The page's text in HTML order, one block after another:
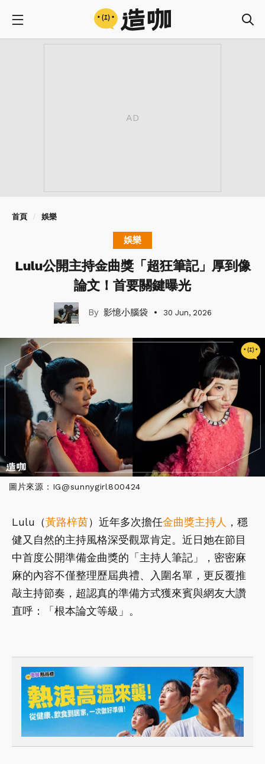
首頁 娛樂
娛樂
Lulu公開主持金曲獎「超狂筆記」厚到像
論文！首要關鍵曝光
影憶小腦袋 30 Jun, 2026
圖片來源：IG@sunnygirl800424
Lulu（黃路梓茵）近年多次擔任金曲獎主持人 ，穩
健又自然的主持風格深受觀眾肯定。近日她在節目
中首度公開準備金曲獎的「主持人筆記」，密密麻
麻的內容不僅整理歷屆典禮、入圍名單，更反覆推
敲主持節奏，超認真的準備方式獲來賓與網友大讚
直呼：「根本論文等級」。